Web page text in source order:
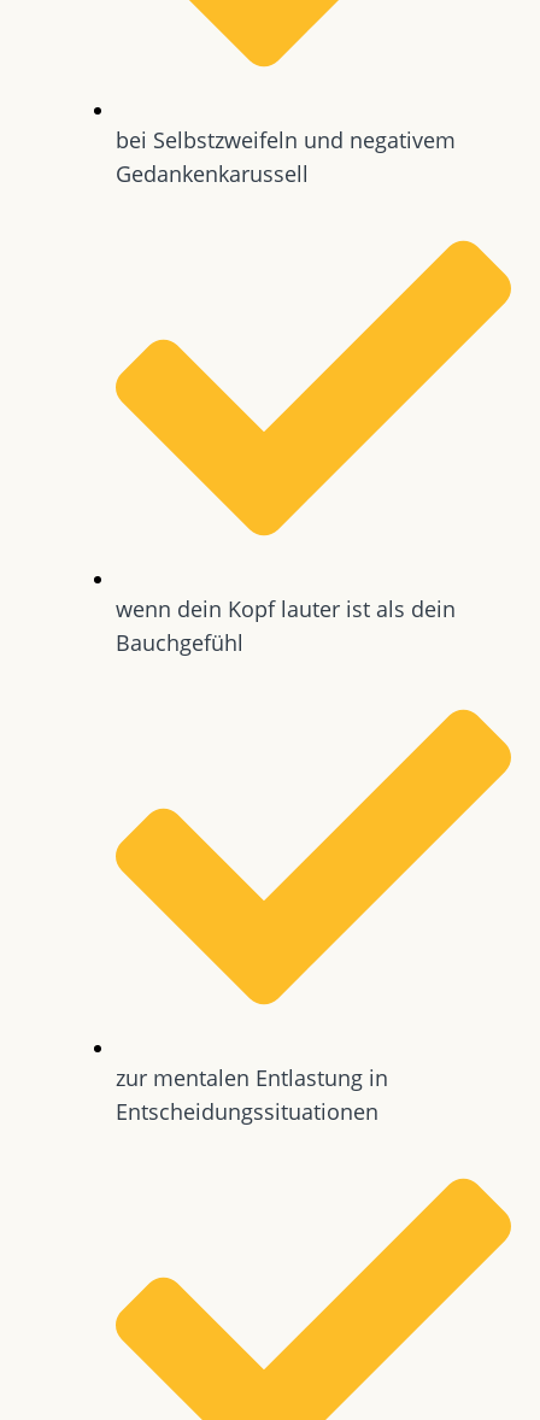
bei Selbstzweifeln und negativem
Gedankenkarussell
wenn dein Kopf lauter ist als dein
Bauchgefühl
zur mentalen Entlastung in
Entscheidungssituationen